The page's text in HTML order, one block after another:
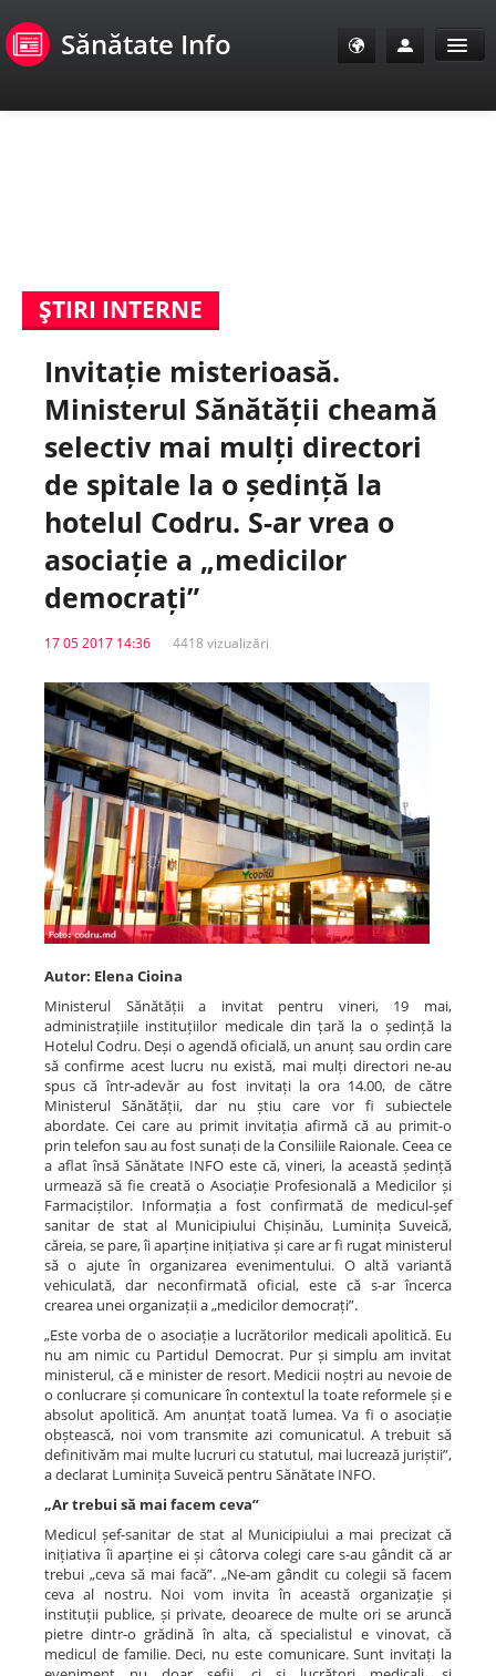
Sănătate Info
E-Sănătate Pacienți
E-Sănătate Medici
E-Sănătate Instituții
Tuberculoza Info
Spitale.MD
Centrul PAS
SanoTeca
ŞTIRI INTERNE
Invitație misterioasă.
Ministerul Sănătății cheamă
selectiv mai mulți directori
de spitale la o ședință la
hotelul Codru. S-ar vrea o
asociație a „medicilor
democrați”
17 05 2017 14:36 4418 vizualizări
Autor: Elena Cioina
Ministerul Sănătății a invitat pentru vineri, 19 mai,
administrațiile instituțiilor medicale din țară la o ședință la
Hotelul Codru. Deși o agendă oficială, un anunț sau ordin care
să confirme acest lucru nu există, mai mulți directori ne-au
spus că într-adevăr au fost invitați la ora 14.00, de către
Ministerul Sănătății, dar nu știu care vor fi subiectele
abordate. Cei care au primit invitația afirmă că au primit-o
prin telefon sau au fost sunați de la Consiliile Raionale. Ceea ce
a aflat însă Sănătate INFO este că, vineri, la această ședință
urmează să fie creată o Asociație Profesională a Medicilor și
Farmaciștilor. Informația a fost confirmată de medicul-șef
sanitar de stat al Municipiului Chișinău, Luminița Suveică,
căreia, se pare, îi aparține inițiativa și care ar fi rugat ministerul
să o ajute în organizarea evenimentului. O altă variantă
vehiculată, dar neconfirmată oficial, este că s-ar încerca
crearea unei organizații a „medicilor democrați”.
„Este vorba de o asociație a lucrătorilor medicali apolitică. Eu
nu am nimic cu Partidul Democrat. Pur și simplu am invitat
ministerul, că e minister de resort. Medicii noștri au nevoie de
o conlucrare și comunicare în contextul la toate reformele și e
absolut apolitică. Am anunțat toată lumea. Va fi o asociație
obștească, noi vom transmite azi comunicatul. A trebuit să
definitivăm mai multe lucruri cu statutul, mai lucrează juriștii”,
a declarat Luminița Suveică pentru Sănătate INFO.
„Ar trebui să mai facem ceva”
Medicul șef-sanitar de stat al Municipiului a mai precizat că
inițiativa îi aparține ei și câtorva colegi care s-au gândit că ar
trebui „ceva să mai facă”. „Ne-am gândit cu colegii să facem
ceva al nostru. Noi vom invita în această organizație și
instituții publice, și private, deoarece de multe ori se aruncă
pietre dintr-o grădină în alta, că specialistul e vinovat, că
medicul de familie. Deci, nu este comunicare. Sunt invitați la